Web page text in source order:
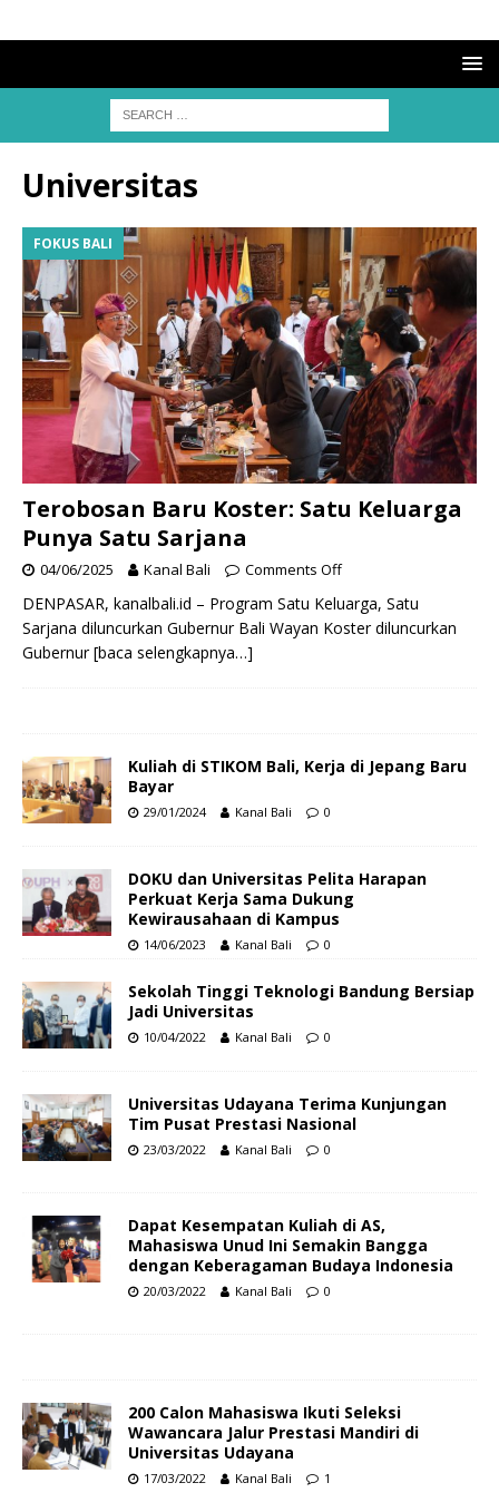
Universitas
FOKUS BALI
Terobosan Baru Koster: Satu Keluarga
Punya Satu Sarjana
04/06/2025 Kanal Bali Comments Off
DENPASAR, kanalbali.id – Program Satu Keluarga, Satu
Sarjana diluncurkan Gubernur Bali Wayan Koster diluncurkan
Gubernur[baca selengkapnya…]
Kuliah di STIKOM Bali, Kerja di Jepang Baru
Bayar
29/01/2024 Kanal Bali 0
DOKU dan Universitas Pelita Harapan
Perkuat Kerja Sama Dukung
Kewirausahaan di Kampus
14/06/2023 Kanal Bali 0
Sekolah Tinggi Teknologi Bandung Bersiap
Jadi Universitas
10/04/2022 Kanal Bali 0
Universitas Udayana Terima Kunjungan
Tim Pusat Prestasi Nasional
23/03/2022 Kanal Bali 0
Dapat Kesempatan Kuliah di AS,
Mahasiswa Unud Ini Semakin Bangga
dengan Keberagaman Budaya Indonesia
20/03/2022 Kanal Bali 0
200 Calon Mahasiswa Ikuti Seleksi
Wawancara Jalur Prestasi Mandiri di
Universitas Udayana
17/03/2022 Kanal Bali 1